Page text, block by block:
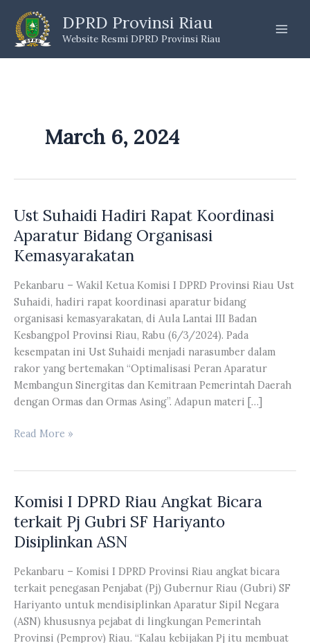
content
DPRD Provinsi Riau
Website Resmi DPRD Provinsi Riau
March 6, 2024
Ust Suhaidi Hadiri Rapat Koordinasi
Aparatur Bidang Organisasi
Kemasyarakatan
Pekanbaru – Wakil Ketua Komisi I DPRD Provinsi Riau Ust
Suhaidi, hadiri rapat koordinasi aparatur bidang
organisasi kemasyarakatan, di Aula Lantai III Badan
Kesbangpol Provinsi Riau, Rabu (6/3/2024). Pada
kesempatan ini Ust Suhaidi menjadi narasumber dalam
rakor yang bertemakan “Optimalisasi Peran Aparatur
Membangun Sinergitas dan Kemitraan Pemerintah Daerah
dengan Ormas dan Ormas Asing”. Adapun materi […]
Ust
Koordinasi
Aparatur
Organisasi
Kemasyarakatan
Read More »
Komisi I DPRD Riau Angkat Bicara
terkait Pj Gubri SF Hariyanto
Disiplinkan ASN
Pekanbaru – Komisi I DPRD Provinsi Riau angkat bicara
terkait penegasan Penjabat (Pj) Gubernur Riau (Gubri) SF
Hariyanto untuk mendisiplinkan Aparatur Sipil Negara
(ASN) khususnya pejabat di lingkungan Pemerintah
Provinsi (Pemprov) Riau. “Kalau kebijakan Pj itu membuat